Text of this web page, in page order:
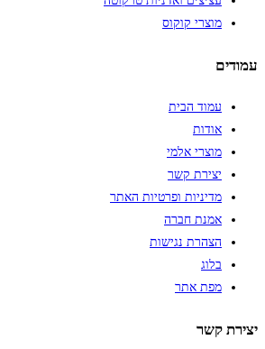
מוצרי קוקוס
עמודים
עמוד הבית
אודות
מוצרי אלמי
יצירת קשר
מדיניות ופרטיות האתר
אמנת חברה
הצהרת נגישות
בלוג
מפת אתר
יצירת קשר